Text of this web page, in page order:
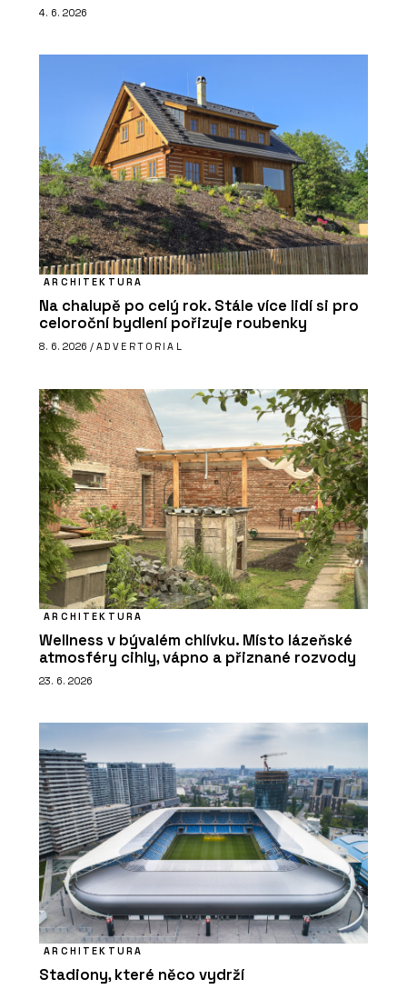
4. 6. 2026
ARCHITEKTURA
Na chalupě po celý rok. Stále více lidí si pro
celoroční bydlení pořizuje roubenky
8. 6. 2026 / ADVERTORIAL
ARCHITEKTURA
Wellness v bývalém chlívku. Místo lázeňské
atmosféry cihly, vápno a přiznané rozvody
23. 6. 2026
ARCHITEKTURA
Stadiony, které něco vydrží